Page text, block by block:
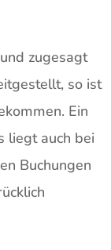
zugesagt
so ist
Ein
liegt auch bei
Buchungen